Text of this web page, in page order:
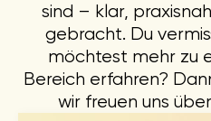
sind – klar,
gebracht. Du
möchtest mehr zu
Bereich erfahren?
wir freuen uns